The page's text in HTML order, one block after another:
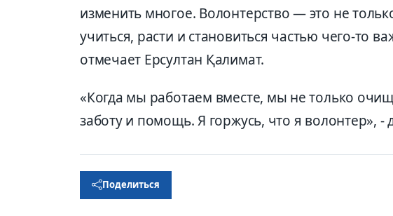
изменить многое. Волонтерство — это не
учиться, расти и становиться частью чего-то
отмечает Ерсултан Қалимат.
«Когда мы работаем вместе, мы не только
заботу и помощь. Я горжусь, что я волонтер»,
Поделиться